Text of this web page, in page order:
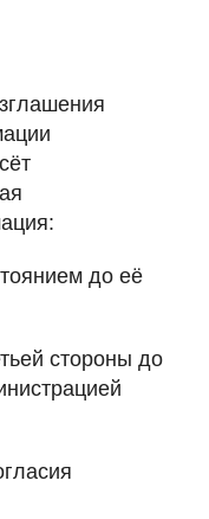
до её
стороны до